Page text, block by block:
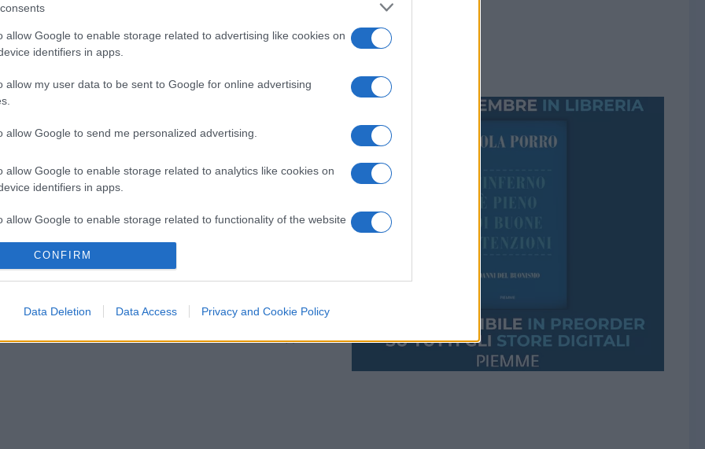
allow Google to enable storage related to advertising like cookies on
identifiers in apps.
allow my user data to be sent to Google for online advertising
allow Google to send me personalized advertising.
allow Google to enable storage related to analytics like cookies on
identifiers in apps.
allow Google to enable storage related to functionality of the website
allow Google to enable storage related to personalization.
allow Google to enable storage related to security, including
CONFIRM
Data Deletion Data Access Privacy and Cookie Policy
c’è la gente che piace, dove nelle tornate
VIsualizza le risposte(1)